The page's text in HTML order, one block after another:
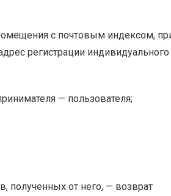
с почтовым индексом,
регистрации индивидуального
— пользователя;
полученных от него, — возврат